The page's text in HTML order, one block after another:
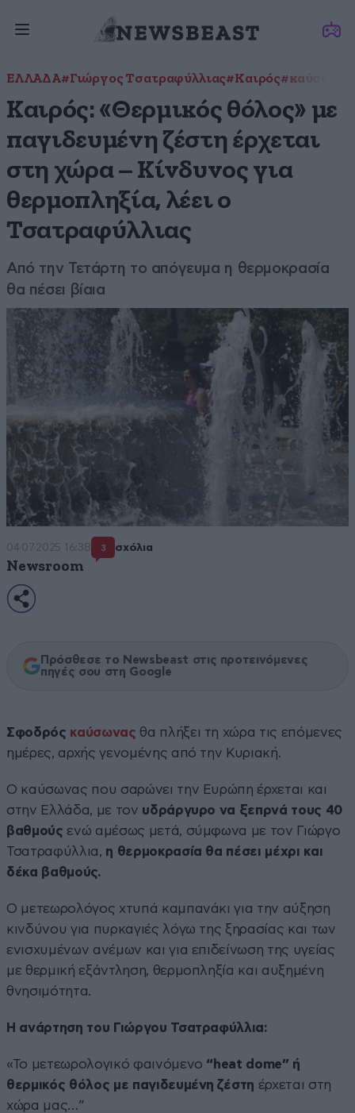
ΕΛΛΑΔΑ#Γιώργος Τσατραφύλλιας#Καιρός#καύσωνας
Καιρός: «Θερμικός θόλος» με
παγιδευμένη ζέστη έρχεται
στη χώρα – Κίνδυνος για
θερμοπληξία, λέει ο
Τσατραφύλλιας
Από την Τετάρτη το απόγευμα η θερμοκρασία
θα πέσει βίαια
04·07·2025 16:38 3 σχόλια
Newsroom
Πρόσθεσε το Newsbeast στις προτεινόμενες
πηγές σου στη Google
Σφοδρός καύσωνας θα πλήξει τη χώρα τις επόμενες
ημέρες, αρχής γενομένης από την Κυριακή.
Ο καύσωνας που σαρώνει την Ευρώπη έρχεται και
στην Ελλάδα, με τον υδράργυρο να ξεπρνά τους 40
βαθμούς ενώ αμέσως μετά, σύμφωνα με τον Γιώργο
Τσατραφύλλια, η θερμοκρασία θα πέσει μέχρι και
δέκα βαθμούς.
Ο μετεωρολόγος χτυπά καμπανάκι για την αύξηση
κινδύνου για πυρκαγιές λόγω της ξηρασίας και των
ενισχυμένων ανέμων και για επιδείνωση της υγείας
με θερμική εξάντληση, θερμοπληξία και αυξημένη
θνησιμότητα.
Η ανάρτηση του Γιώργου Τσατραφύλλια:
«Το μετεωρολογικό φαινόμενο “heat dome” ή
θερμικός θόλος με παγιδευμένη ζέστη έρχεται στη
χώρα μας…”